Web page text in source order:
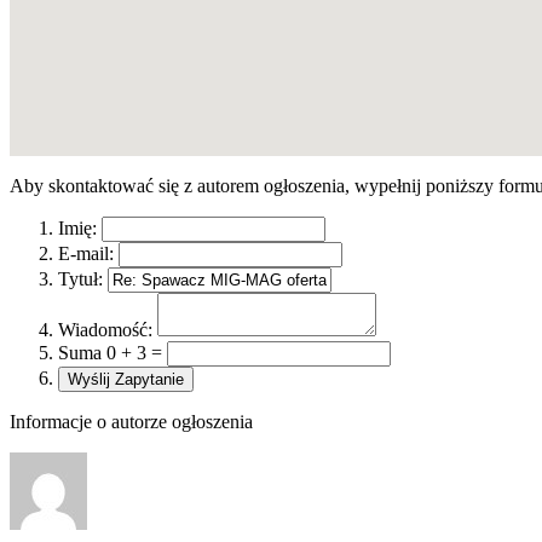
Aby skontaktować się z autorem ogłoszenia, wypełnij poniższy
Imię:
E-mail:
Tytuł:
Wiadomość:
Suma 0 + 3 =
Informacje o autorze ogłoszenia